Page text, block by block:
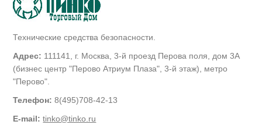
Технические средства безопасности.
Адрес: 111141, г. Москва, 3-й проезд Перова поля, дом 3А
(бизнес центр "Перово Атриум Плаза", 3-й этаж), метро
"Перово".
Телефон: 8(495)708-42-13
E-mail: tinko@tinko.ru